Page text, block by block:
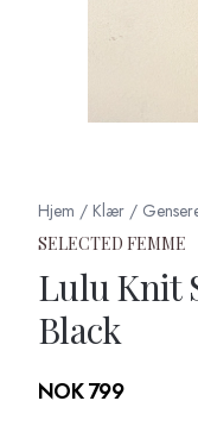
Hjem / Klær /
SELECTED FEMME
Lulu Knit
Black
Produktdetaljer
NOK 799